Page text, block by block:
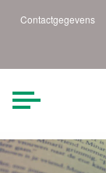
Contactgegevens